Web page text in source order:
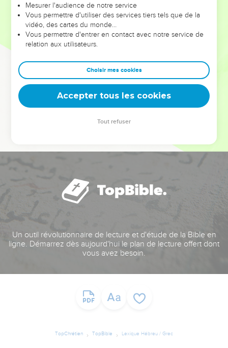
leur foi ou leur vision. Mais on voit moins les doutes, les erreurs
et les saisons difficiles qu'ils ont traversés, alors même que ce
sont elles qui les ont façonnés.
Dans cette conférence, leaders, entrepreneurs, et responsables
clés pour avancer avec plus de sagesse afin que leurs erreurs
deviennent vos tremplins. Que vous guidiez un ministère, une
équipe, un groupe ou une famille, leur expérience est faite
Un outil révolutionnaire de lecture et d'étude de la Bible en
ligne. Démarrez dès aujourd'hui le plan de lecture offert dont
vous avez besoin.
TopChrétien TopBible Lexique Hébreu / Grec
Mesurer l'audience de notre service
Vous permettre d'utiliser des services tiers tels que de la
vidéo, des cartes du monde…
Vous permettre d'entrer en contact avec notre service de
relation aux utilisateurs.
Choisir mes cookies
Accepter tous les cookies
Tout refuser